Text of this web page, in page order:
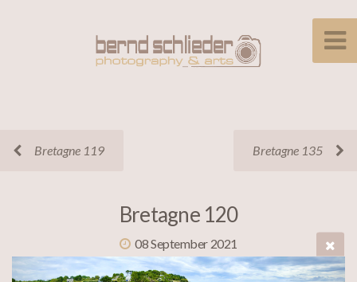
Bretagne 119 Bretagne 135
Bretagne 120
08 September 2021